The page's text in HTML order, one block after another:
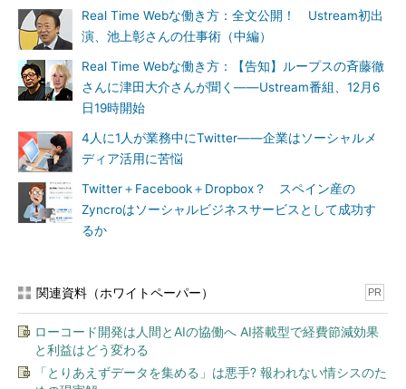
Real Time Webな働き方：全文公開！ Ustream初出
演、池上彰さんの仕事術（中編）
Real Time Webな働き方：【告知】ループスの斉藤徹
さんに津田大介さんが聞く――Ustream番組、12月6
日19時開始
4人に1人が業務中にTwitter――企業はソーシャルメ
ディア活用に苦悩
Twitter＋Facebook＋Dropbox？ スペイン産の
Zyncroはソーシャルビジネスサービスとして成功す
るか
関連資料（ホワイトペーパー） PR
ローコード開発は人間とAIの協働へ AI搭載型で経費節減効果
と利益はどう変わる
「とりあえずデータを集める」は悪手? 報われない情シスのた